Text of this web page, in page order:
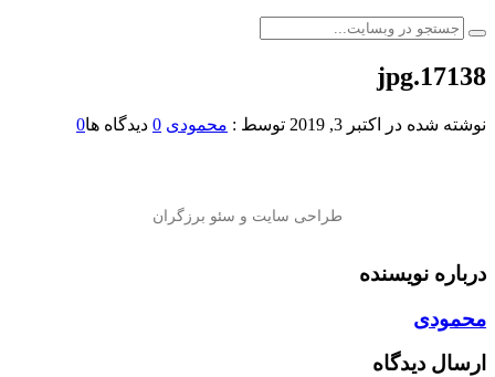
17138.jpg
نوشته شده در اکتبر 3, 2019 توسط : محمودی 0 دیدگاه ها0
درباره نویسنده
محمودی
ارسال دیدگاه